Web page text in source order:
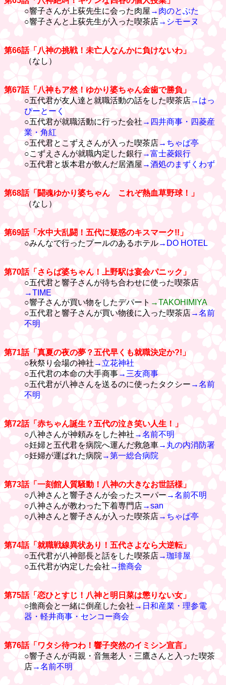
○響子さんが上荻先生に会った肉屋 →肉のとぶた
○響子さんと上荻先生が入った喫茶店→シモーヌ
第66話「八神の挑戦！未亡人なんかに負けないわ」
（なし）
第67話「八神もア然！ゆかり婆ちゃん金歯で勝負」
○五代君が友人達と就職活動の話をした喫茶店→はっ
ぴーとーく
○五代君が就職活動に行った会社 →四井商事・四菱産
業・角紅
○五代君とこずえさんが入った喫茶店→ちゃぱ亭
○こずえさんが就職内定した銀行→富士菱銀行
○五代君と坂本君が飲んだ居酒屋 →酒処のまずくわず
第68話「闘魂ゆかり婆ちゃん これぞ熱血草野球！」
（なし）
第69話「水中大乱闘！五代に疑惑のキスマーク!!」
○みんなで行ったプールのあるホテル→DO HOTEL
第70話「さらば婆ちゃん！上野駅は宴会パニック」
○五代君と響子さんが待ち合わせに使った喫茶店
→TIME
○響子さんが買い物をしたデパート →TAKOHIMIYA
○五代君と響子さんが買い物後に入った喫茶店→名前
不明
第71話「真夏の夜の夢？五代早くも就職決定か?!」
○秋祭り会場の神社 →立花神社
○五代君の本命の大手商事→三友商事
○五代君が八神さんを送るのに使ったタクシー →名前
不明
第72話「赤ちゃん誕生？五代の泣き笑い人生！」
○八神さんが神頼みをした神社 →名前不明
○妊婦と五代君を病院へ運んだ救急車→丸の内消防署
○妊婦が運ばれた病院 →第一総合病院
第73話「一刻館人質騒動！八神の大きなお世話様」
○八神さんと響子さんが会ったスーパー →名前不明
○八神さんが教わった下着専門店→san
○八神さんと響子さんが入った喫茶店→ちゃぱ亭
第74話「就職戦線異状あり！五代さよなら大逆転」
○五代君が八神部長と話をした喫茶店→珈琲屋
○五代君が内定した会社 →擔商会
第75話「恋ひとすじ！八神と明日菜は懲りない女」
○擔商会と一緒に倒産した会社 →日和産業・理参電
器・軽井商事・センコー商会
第76話「ワタシ待つわ！響子突然のイミシン宣言」
○響子さんが両親・音無老人・三鷹さんと入った喫茶
店→名前不明